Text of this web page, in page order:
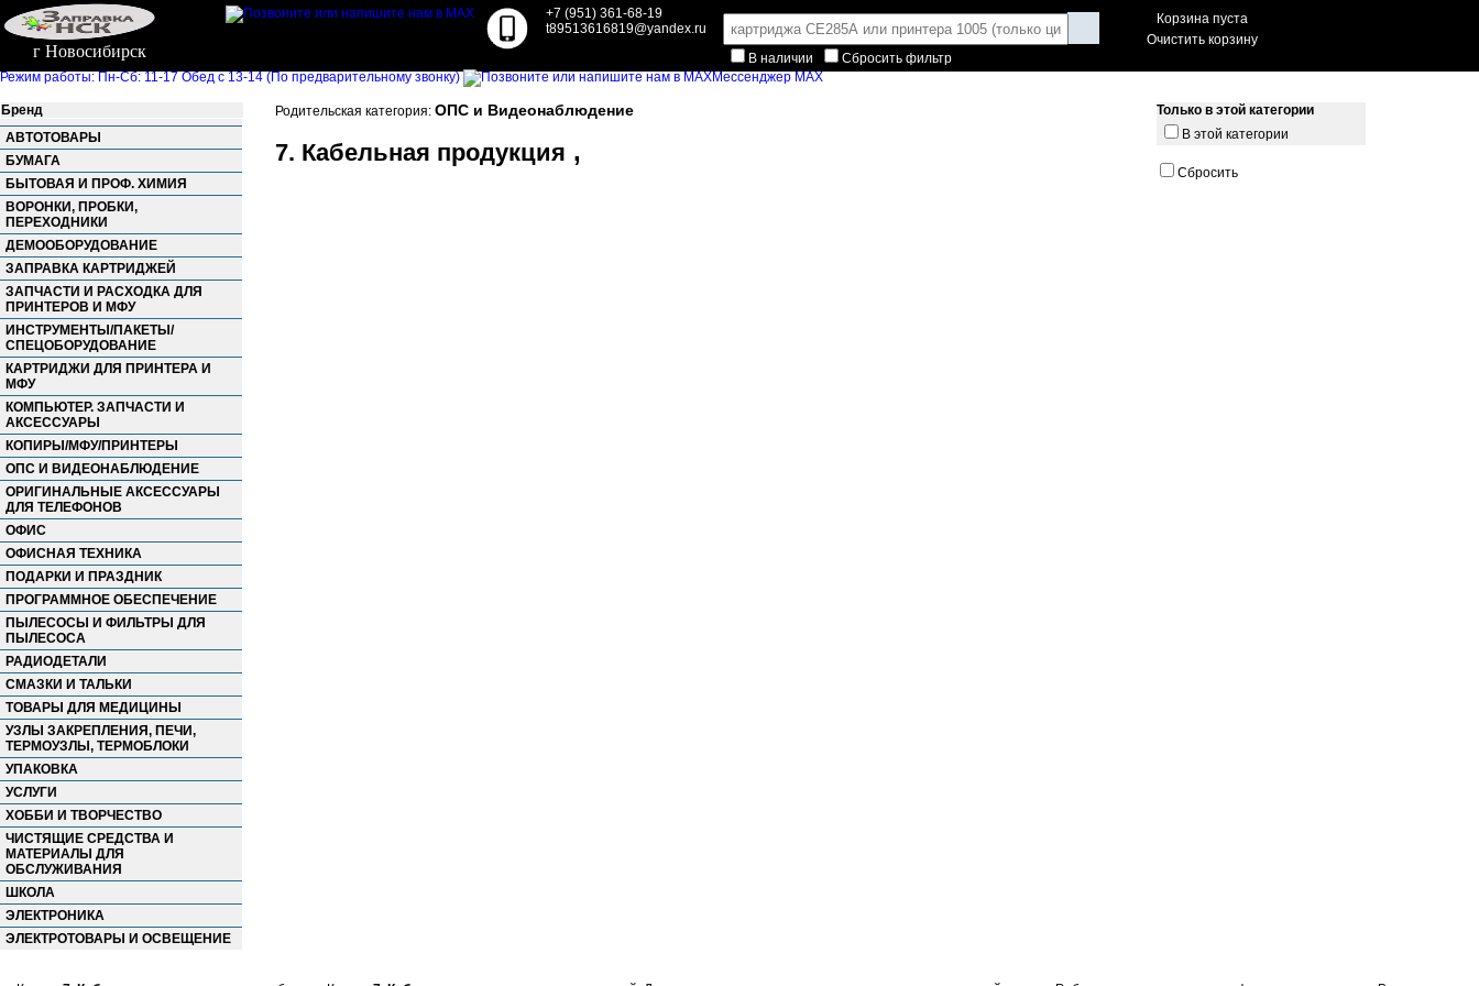
г Новосибирск
+7 (951) 361-68-19
t89513616819@yandex.ru
В наличии
Сбросить фильтр
Корзина пуста
Очистить корзину
Режим работы: Пн-Сб: 11-17 Обед с 13-14 (По предварительному звонку) Мессенджер MAX
Бренд
АВТОТОВАРЫ
БУМАГА
БЫТОВАЯ И ПРОФ. ХИМИЯ
ВОРОНКИ, ПРОБКИ,
ПЕРЕХОДНИКИ
ДЕМООБОРУДОВАНИЕ
ЗАПРАВКА КАРТРИДЖЕЙ
ЗАПЧАСТИ И РАСХОДКА ДЛЯ
ПРИНТЕРОВ И МФУ
ИНСТРУМЕНТЫ/ПАКЕТЫ/
СПЕЦОБОРУДОВАНИЕ
КАРТРИДЖИ ДЛЯ ПРИНТЕРА И
МФУ
КОМПЬЮТЕР. ЗАПЧАСТИ И
АКСЕССУАРЫ
КОПИРЫ/МФУ/ПРИНТЕРЫ
ОПС И ВИДЕОНАБЛЮДЕНИЕ
ОРИГИНАЛЬНЫЕ АКСЕССУАРЫ
ДЛЯ ТЕЛЕФОНОВ
ОФИС
ОФИСНАЯ ТЕХНИКА
ПОДАРКИ И ПРАЗДНИК
ПРОГРАММНОЕ ОБЕСПЕЧЕНИЕ
ПЫЛЕСОСЫ И ФИЛЬТРЫ ДЛЯ
ПЫЛЕСОСА
РАДИОДЕТАЛИ
СМАЗКИ И ТАЛЬКИ
ТОВАРЫ ДЛЯ МЕДИЦИНЫ
УЗЛЫ ЗАКРЕПЛЕНИЯ, ПЕЧИ,
ТЕРМОУЗЛЫ, ТЕРМОБЛОКИ
УПАКОВКА
УСЛУГИ
ХОББИ И ТВОРЧЕСТВО
ЧИСТЯЩИЕ СРЕДСТВА И
МАТЕРИАЛЫ ДЛЯ
ОБСЛУЖИВАНИЯ
ШКОЛА
ЭЛЕКТРОНИКА
ЭЛЕКТРОТОВАРЫ И ОСВЕЩЕНИЕ
Родительская категория: ОПС и Видеонаблюдение
7. Кабельная продукция ,
Только в этой категории
В этой категории
Сбросить